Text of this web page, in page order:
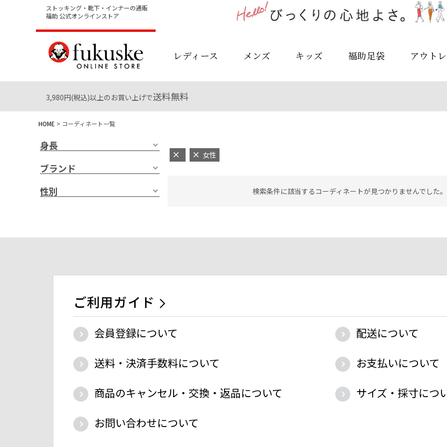
ストッキング・靴下・インナーの通販
福助 公式オンラインストア
レディース メンズ キッズ 福助足袋 アウト
3,980円(税込)以上のお買い上げで送料無料
HOME コーディネート一覧
身長
ブランド
性別
女性
検索条件に該当するコーディネートが見つかりませんでした
ご利用ガイド
会員登録について
配送について
送料・決済手数料について
お支払いについて
商品のキャンセル・交換・返品について
サイズ・採寸につ
お問い合わせについて